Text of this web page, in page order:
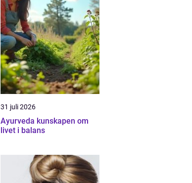
31 juli 2026
Ayurveda kunskapen om
livet i balans